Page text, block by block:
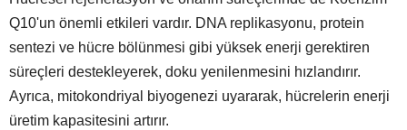
Q10'un önemli etkileri vardır. DNA replikasyonu, protein
sentezi ve hücre bölünmesi gibi yüksek enerji gerektiren
süreçleri destekleyerek, doku yenilenmesini hızlandırır.
Ayrıca, mitokondriyal biyogenezi uyararak, hücrelerin enerji
üretim kapasitesini artırır.